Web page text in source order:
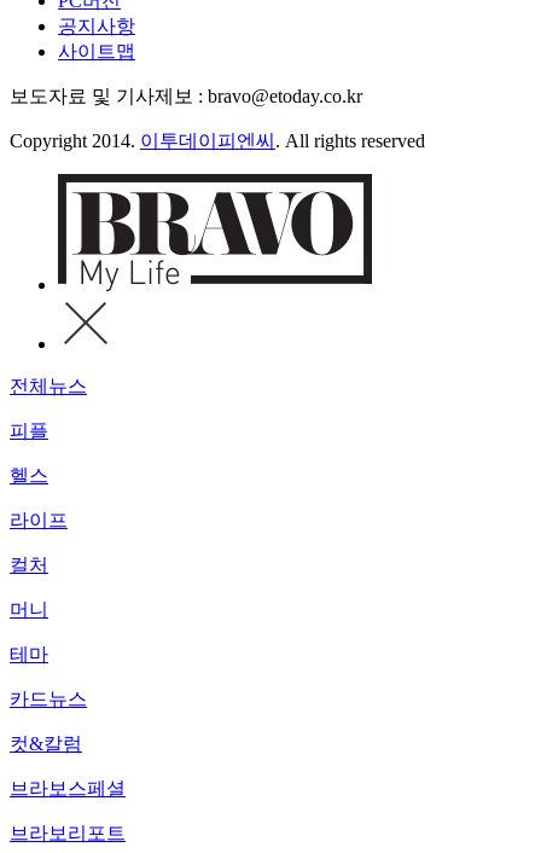
공지사항
사이트맵
보도자료 및 기사제보 : bravo@etoday.co.kr
Copyright 2014. 이투데이피엔씨 . All rights reserved
전체뉴스
피플
헬스
라이프
컬처
머니
테마
카드뉴스
컷&칼럼
브라보스페셜
브라보리포트